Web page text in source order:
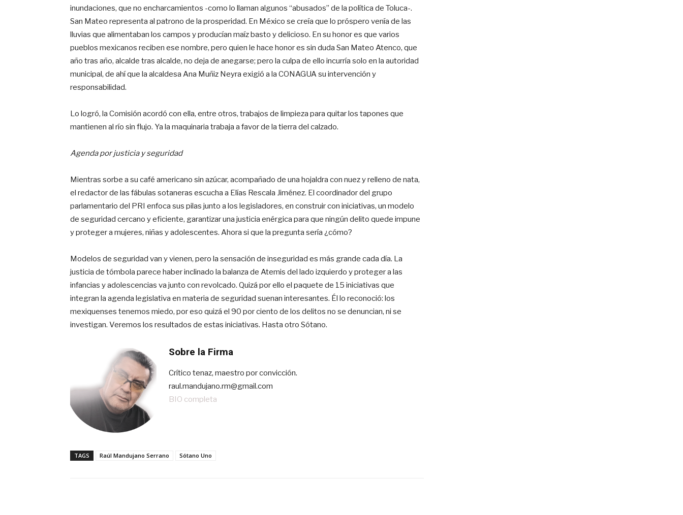
inundaciones, que no encharcamientos -como lo llaman algunos “abusados” de la política de Toluca-.
San Mateo representa al patrono de la prosperidad. En México se creía que lo próspero venía de las
lluvias que alimentaban los campos y producían maíz basto y delicioso. En su honor es que varios
pueblos mexicanos reciben ese nombre, pero quien le hace honor es sin duda San Mateo Atenco, que
año tras año, alcalde tras alcalde, no deja de anegarse; pero la culpa de ello incurría solo en la autoridad
municipal, de ahí que la alcaldesa Ana Muñiz Neyra exigió a la CONAGUA su intervención y
responsabilidad.
Lo logró, la Comisión acordó con ella, entre otros, trabajos de limpieza para quitar los tapones que
mantienen al río sin flujo. Ya la maquinaria trabaja a favor de la tierra del calzado.
Agenda por justicia y seguridad
Mientras sorbe a su café americano sin azúcar, acompañado de una hojaldra con nuez y relleno de nata,
el redactor de las fábulas sotaneras escucha a Elías Rescala Jiménez. El coordinador del grupo
parlamentario del PRI enfoca sus pilas junto a los legisladores, en construir con iniciativas, un modelo
de seguridad cercano y eficiente, garantizar una justicia enérgica para que ningún delito quede impune
y proteger a mujeres, niñas y adolescentes. Ahora si que la pregunta sería ¿cómo?
Modelos de seguridad van y vienen, pero la sensación de inseguridad es más grande cada día. La
justicia de tómbola parece haber inclinado la balanza de Atemis del lado izquierdo y proteger a las
infancias y adolescencias va junto con revolcado. Quizá por ello el paquete de 15 iniciativas que
integran la agenda legislativa en materia de seguridad suenan interesantes. Él lo reconoció: los
mexiquenses tenemos miedo, por eso quizá el 90 por ciento de los delitos no se denuncian, ni se
investigan. Veremos los resultados de estas iniciativas. Hasta otro Sótano.
Sobre la Firma
Crítico tenaz, maestro por convicción.
raul.mandujano.rm@gmail.com
BIO completa
TAGS Raúl Mandujano Serrano Sótano Uno